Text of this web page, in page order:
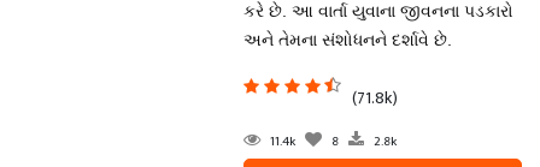
કરે છે. આ વાર્તા યુવાના જીવનના પડકારો
અને તેમના સંશોધનને દર્શાવે છે.
(71.8k)
11.4k 8 2.8k